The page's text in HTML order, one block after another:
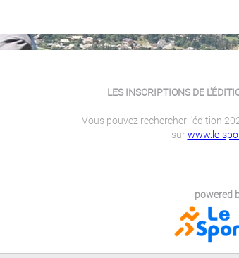
LES INSCRIPTIONS DE
Vous pouvez rechercher l'édition
surwww.le-
powered